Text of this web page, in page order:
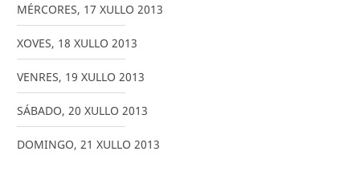
MÉRCORES, 17 XULLO 2013
XOVES, 18 XULLO 2013
VENRES, 19 XULLO 2013
SÁBADO, 20 XULLO 2013
DOMINGO, 21 XULLO 2013